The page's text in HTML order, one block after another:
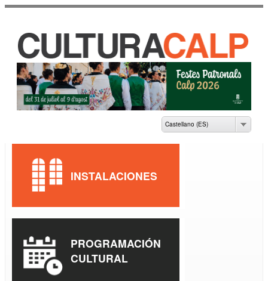
principal
CASA DE CULTURA
JAUME PASTOR I
Castellano (ES)
INSTALACIONES
PROGRAMACIÓN
CULTURAL